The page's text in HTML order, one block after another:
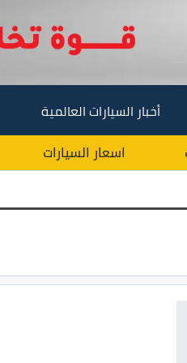
أخبار السيارات العالمية
اسعار السيارات